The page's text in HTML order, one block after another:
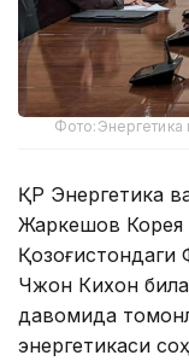
Фото:Энергетика
ҚР Энергетика
Жаркешов Корея
Қозоғистондаги
Чжон Кихон
давомида
энергетикаси